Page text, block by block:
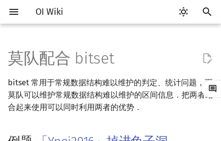
OI Wiki
入
以
开
始
索
Getting Started
关于本项目
比赛相关简介
赛事 ICPC/CCPC 赛事与赛制
交互题
分段打表
工具软件简介
代码编辑工具 Emacs
Arbiter
通用
语言基础简介
C++ 基础 C++ 语法基础
STL 容器
命名空间
算法基础简介
复杂度 均摊复杂度
选择排序
搜索部分简介
DFS（搜索）
动态规划部分简介
动态规划基础 单调队列/单调栈优化
字符串部分简介
字符串基础 最优原地后缀排序算法
数学部分简介
布尔代数 进位制
模算术简介
代数基本定理
抽屉原理
向量
单纯形法
群论
条件概率与独立性
公平组合游戏
数值积分
数据结构部分简介
栈 并查集复杂度
二叉堆
块状数组
线段树合并 & 分裂
Treap
可持久化线段树
平衡树套线段树
全局平衡二叉树
图论部分简介
图论相关概念 树的直径
差分约束
最小树形图
双连通分量
最大流
二分图最大匹配
计算几何部分简介
二维计算几何基础
例题 「Ynoi2016」掉进兔子
洞
习题
随机函数
随机化技巧
RMQ
并查集应用
莫队配合 bitset
bitset 常用于常规数据结构难以维护的判定、统计问题，而
莫队可以维护常规数据结构难以维护的区间信息．把两者结
合起来使用可以同时利用两者的优势．